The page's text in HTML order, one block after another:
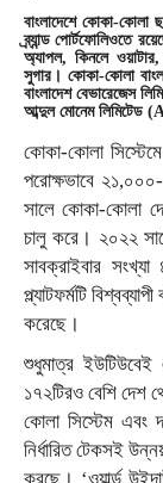
বাংলাদেশে কোকা-কোলা
ব্র্যান্ড পোর্টফোলিওতে
অ্যাপল, কিনলে
সুগার। কোকা-কোলা
বাংলাদেশ বেভারেজেস
আব্দুল মোনেম লিমিটেড
কোকা-কোলা
পরোক্ষভাবে
সালে কোকা-কোলা
চালু করে। ২০২২
সাবক্রাইবার
প্ল্যাটফর্মটি
করেছে।
শুধুমাত্র ইউটিউবেই
১৭২টিরও বেশি দেশ
কোলা সিস্টেম এবং
নির্ধারিত টেকসই